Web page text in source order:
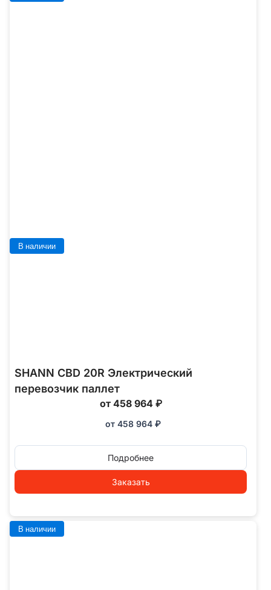
В наличии
SHANN CBD 20R Электрический
перевозчик паллет
от 458 964 ₽
от 458 964 ₽
Подробнее
Заказать
В наличии